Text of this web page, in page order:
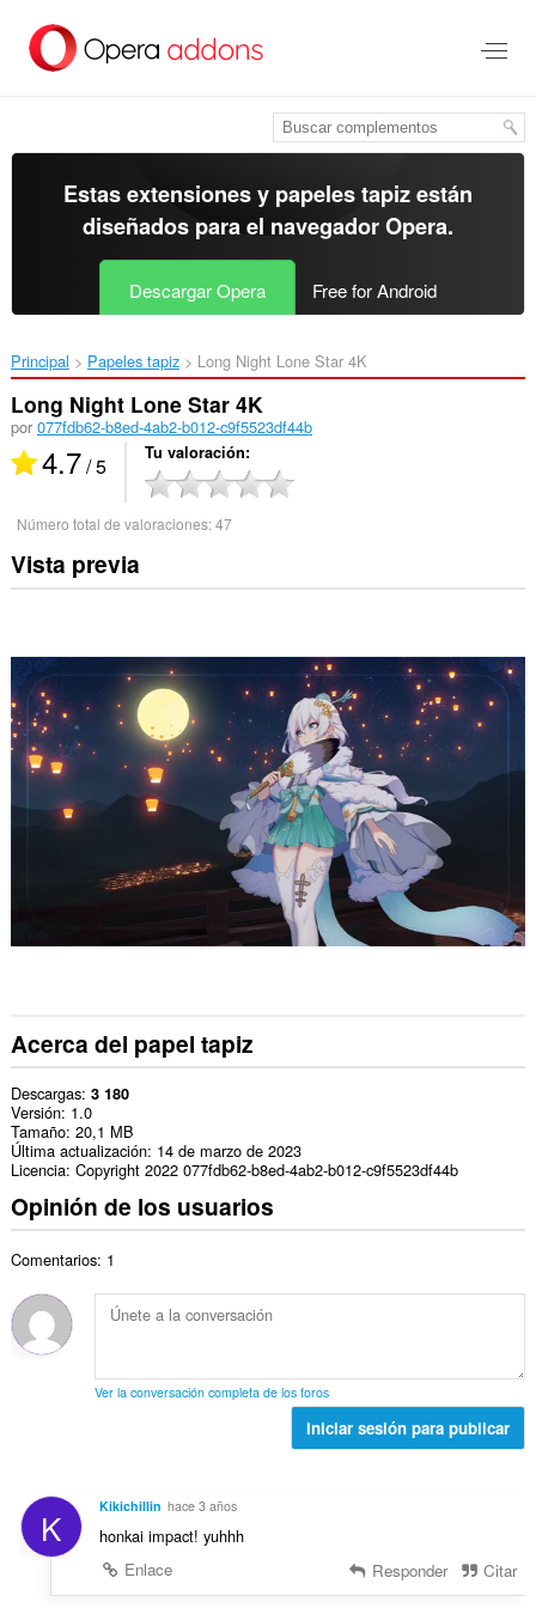
contenido
Estas extensiones y papeles tapiz están
diseñados para el navegador Opera.
Descargar Opera Free for Android
Principal Papeles tapiz Long Night Lone Star 4K‎
Long Night Lone Star 4K
por 077fdb62-b8ed-4ab2-b012-c9f5523df44b
4.7/ 5 Tu valoración
Número total de valoraciones:47
Vista previa
Acerca del papel tapiz
Descargas 3 180
Versión 1.0
Tamaño 20,1 MB
Última actualización 14 de marzo de 2023
Licencia Copyright 2022 077fdb62-b8ed-4ab2-b012-c9f5523df44b
Opinión de los usuarios
Comentarios: 1
Ver la conversación completa de los foros
Iniciar sesión para publicar
K Kikichillin hace 3 años
honkai impact! yuhhh
Enlace
Responder Citar